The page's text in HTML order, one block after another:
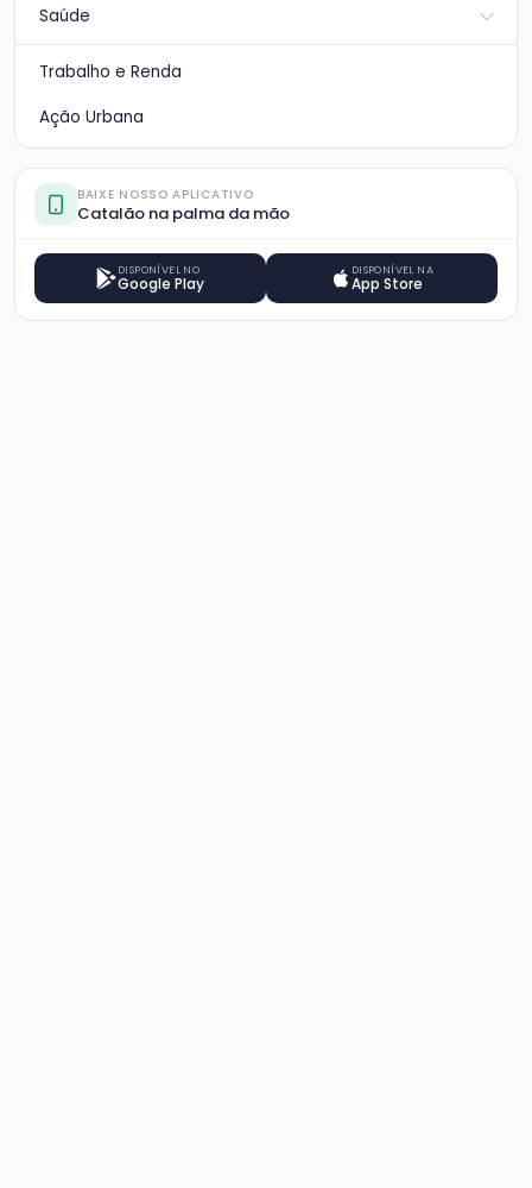
Saúde
Trabalho e Renda
Ação Urbana
BAIXE NOSSO APLICATIVO
Catalão na palma da mão
DISPONÍVEL NO
Google Play
DISPONÍVEL NA
App Store